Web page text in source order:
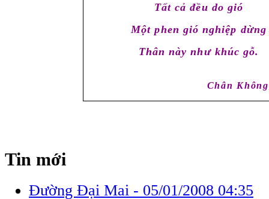
Tất cả đều do gió
Một phen gió nghiệp dừng
Thân này như khúc gỗ.
Chân
Tin mới
Đường Đại Mai - 05/01/2008 04:35